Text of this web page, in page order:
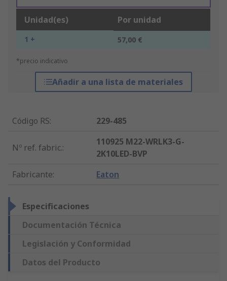
Unidad(es) Por unidad
1 + 57,00 €
*precio indicativo
Añadir a una lista de materiales
Código RS: 229-485
Nº ref. fabric.:
110925 M22-WRLK3-G-
2K10LED-BVP
Fabricante: Eaton
Especificaciones
Documentación Técnica
Legislación y Conformidad
Datos del Producto